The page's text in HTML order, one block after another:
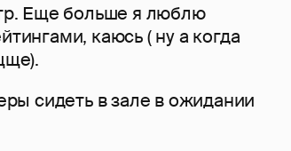
Еще больше я люблю
каюсь ( ну а когда
сидеть в зале в ожидании